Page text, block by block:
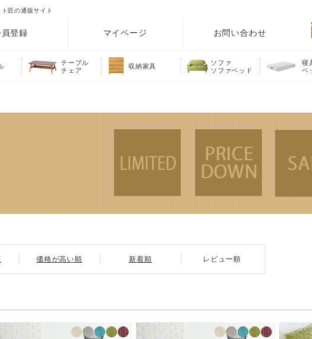
匠の通販サイト
登録 マイページ お問い合わせ
テーブル
チェア
収納家具
ソファ
ソファベッド
寝
ベ
価格が高い順 新着順 レビュー順